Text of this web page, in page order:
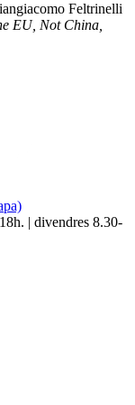
Feltrinelli
EU, Not China,
| divendres 8.30-